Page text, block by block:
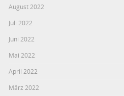
August 2022
Juli 2022
Juni 2022
Mai 2022
April 2022
März 2022